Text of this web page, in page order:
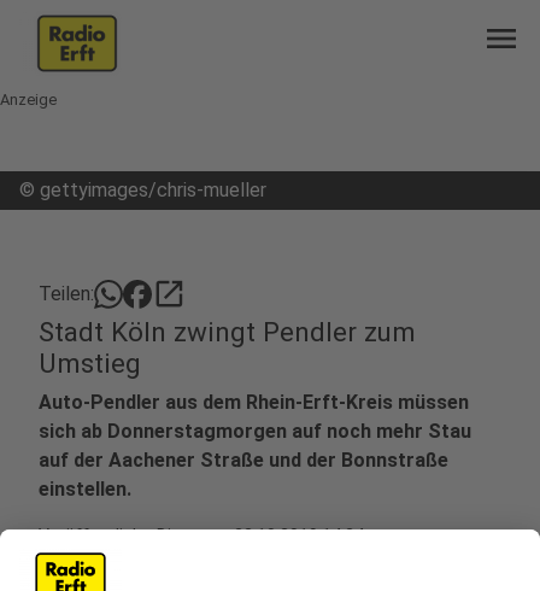
menu
Anzeige
© gettyimages/chris-mueller
Teilen: open_in_new
Stadt Köln zwingt Pendler zum
Umstieg
Auto-Pendler aus dem Rhein-Erft-Kreis müssen
sich ab Donnerstagmorgen auf noch mehr Stau
auf der Aachener Straße und der Bonnstraße
einstellen.
Veröffentlicht:Dienstag, 22.10.2019 14:24